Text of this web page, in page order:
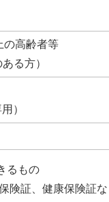
の高齢者等
る方）
）
るもの
険証、健康保険証な